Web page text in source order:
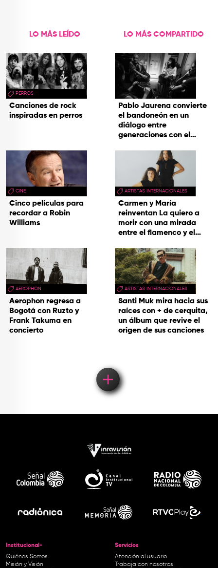
LO MÁS LEÍDO
PERROS
Canciones de rock
inspiradas en perros
CINE
Cinco películas para
recordar a Robin
Williams
AEROPHON
Aerophon regresa a
Bogotá con Ruzto y
Frank Takuma en
concierto
LO MÁS COMPARTIDO
Pablo Jaurena convierte
el bandoneón en un
diálogo entre
generaciones con el
hecho cenizas
ARTISTAS INTERNACIONALES
Carmen y María
reinventan La quiero a
morir con una mirada
entre el flamenco y el
ARTISTAS INTERNACIONALES
Santi Muk mira hacia sus
raíces con + de cerquita,
un álbum que revive el
origen de sus canciones
Institucional-
Quiénes Somos
Misión y Visión
Servicios
Atención al usuario
Trabaja con nosotros